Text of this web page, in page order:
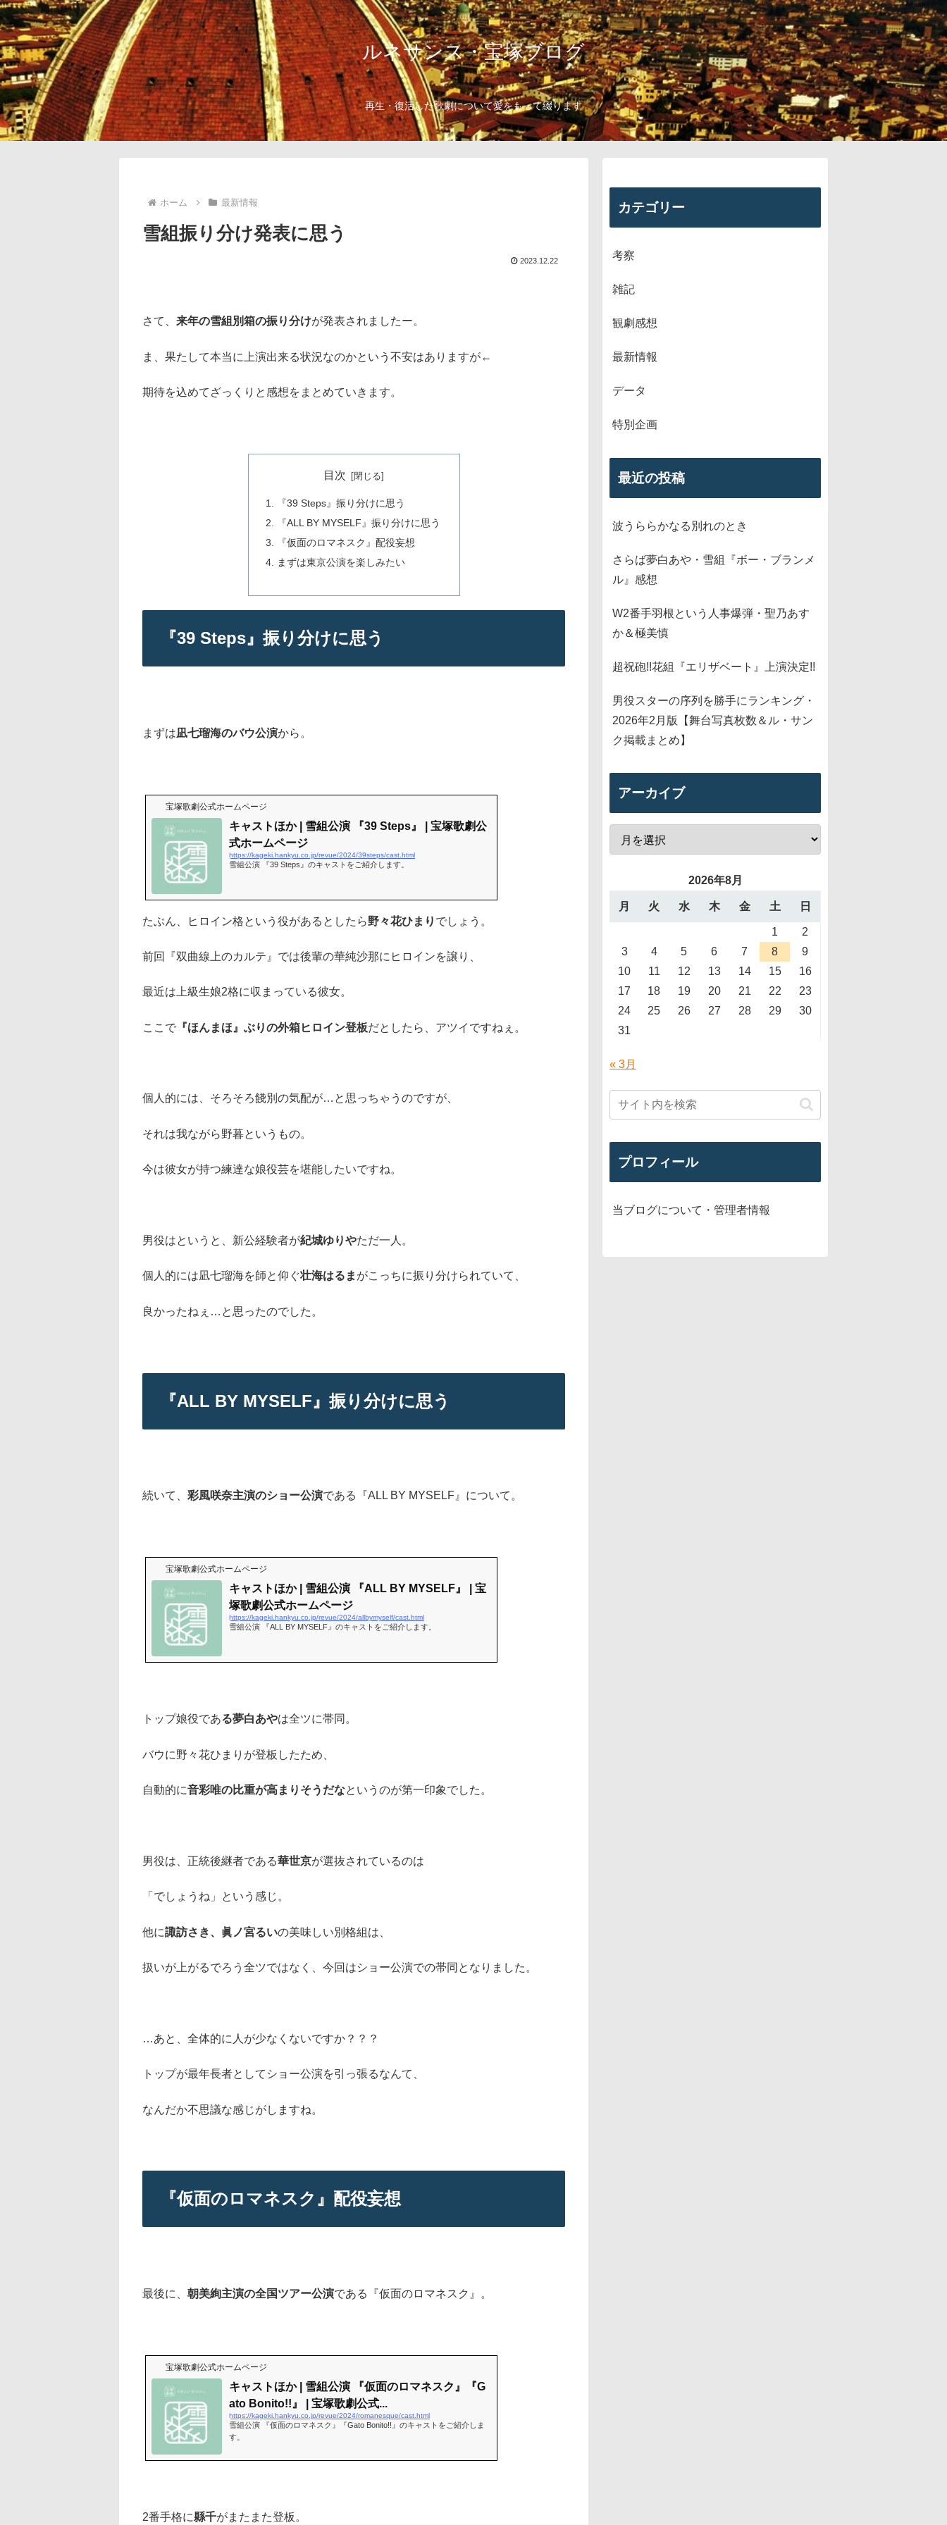
ルネサンス・宝塚ブログ
再生・復活した歌劇について愛をもって綴ります
ホーム 最新情報
雪組振り分け発表に思う
2023.12.22
さて、 来年の雪組別箱の振り分けが発表されましたー。
ま、果たして本当に上演出来る状況なのかという不安はありますが←
期待を込めてざっくりと感想をまとめていきます。
目次
『39 Steps』振り分けに思う
『ALL BY MYSELF』振り分けに思う
『仮面のロマネスク』配役妄想
まずは東京公演を楽しみたい
『39 Steps』振り分けに思う
まずは凪七瑠海のバウ公演から。
宝塚歌劇公式ホームページ
キャストほか | 雪組公演 『39 Steps』 | 宝塚歌劇公
式ホームページ
https://kageki.hankyu.co.jp/revue/2024/39steps/cast.html
雪組公演 『39 Steps』のキャストをご紹介します。
たぶん、ヒロイン格という役があるとしたら野々花ひまり でしょう。
前回『双曲線上のカルテ』では後輩の華純沙那にヒロインを譲り、
最近は上級生娘2格に収まっている彼女。
ここで 『ほんまほ』ぶりの外箱ヒロイン登板だとしたら、アツイですねぇ。
個人的には、そろそろ餞別の気配が…と思っちゃうのですが、
それは我ながら野暮というもの。
今は彼女が持つ練達な娘役芸を堪能したいですね。
男役はというと、新公経験者が紀城ゆりやただ一人。
個人的には凪七瑠海を師と仰ぐ壮海はるまがこっちに振り分けられていて、
良かったねぇ…と思ったのでした。
『ALL BY MYSELF』振り分けに思う
続いて、 彩風咲奈主演のショー公演である『ALL BY MYSELF』について。
宝塚歌劇公式ホームページ
キャストほか | 雪組公演 『ALL BY MYSELF』 | 宝
塚歌劇公式ホームページ
https://kageki.hankyu.co.jp/revue/2024/allbymyself/cast.html
雪組公演 『ALL BY MYSELF』のキャストをご紹介します。
トップ娘役である夢白あやは全ツに帯同。
バウに野々花ひまりが登板したため、
自動的に音彩唯の比重が高まりそうだなというのが第一印象でした。
男役は、正統後継者である華世京が選抜されているのは
「でしょうね」という感じ。
他に諏訪さき、眞ノ宮るいの美味しい別格組は、
扱いが上がるでろう全ツではなく、今回はショー公演での帯同となりました。
…あと、全体的に人が少なくないですか？？？
トップが最年長者としてショー公演を引っ張るなんて、
なんだか不思議な感じがしますね。
『仮面のロマネスク』配役妄想
最後に、 朝美絢主演の全国ツアー公演である『仮面のロマネスク』。
宝塚歌劇公式ホームページ
キャストほか | 雪組公演 『仮面のロマネスク』『G
ato Bonito!!』 | 宝塚歌劇公式...
https://kageki.hankyu.co.jp/revue/2024/romanesque/cast.html
雪組公演 『仮面のロマネスク』『Gato Bonito!!』のキャストをご紹介しま
す。
2番手格に縣千がまたまた登板。
カテゴリー
考察
雑記
観劇感想
最新情報
データ
特別企画
最近の投稿
波うららかなる別れのとき
さらば夢白あや・雪組『ボー・ブランメ
ル』感想
W2番手羽根という人事爆弾・聖乃あす
か＆極美慎
超祝砲!!花組『エリザベート』上演決定!!
男役スターの序列を勝手にランキング・
2026年2月版【舞台写真枚数＆ル・サン
ク掲載まとめ】
アーカイブ
2026年8月
月 火 水 木 金 土 日
1
2
3
4 5 6 7 8
9
10
11 12 13 14 15
16
17
18 19 20 21 22
23
24
25 26 27 28 29
30
31
« 3月
プロフィール
当ブログについて・管理者情報